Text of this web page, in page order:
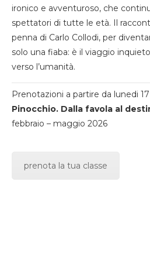
ironico e avventuroso, che
spettatori di tutte le età. Il
penna di Carlo Collodi, per
solo una fiaba: è il viaggio
verso l’umanità.
Prenotazioni a partire da lunedi
Pinocchio. Dalla favola al
febbraio – maggio 2026
prenota la tua classe